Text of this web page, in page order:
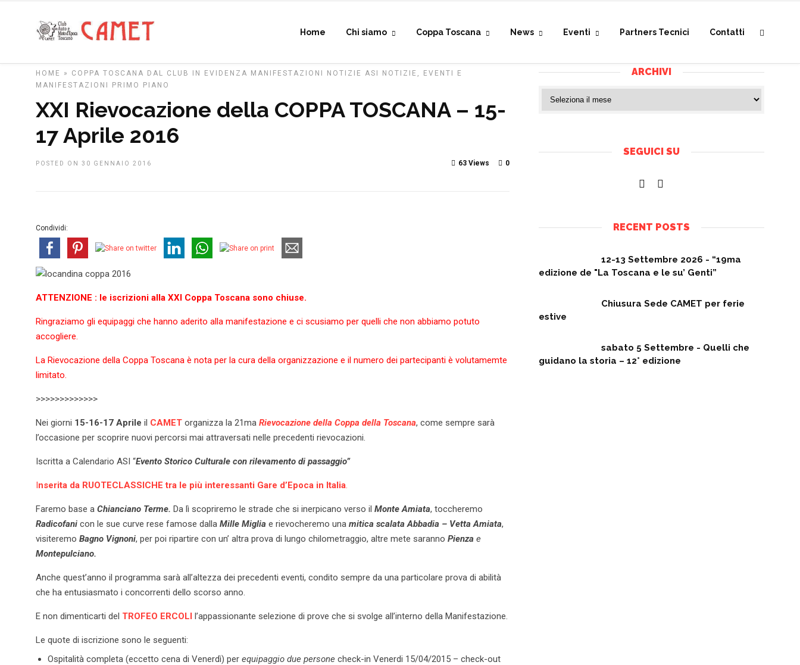
Home Chi siamo Coppa Toscana News Eventi Partners Tecnici Contatti
HOME » COPPA TOSCANA DAL CLUB IN EVIDENZA MANIFESTAZIONI NOTIZIE ASI
NOTIZIE, EVENTI E
MANIFESTAZIONI
PRIMO PIANO
XXI Rievocazione della COPPA TOSCANA – 15-
17 Aprile 2016
POSTED ON 30 GENNAIO 2016 0
63 Views
Condividi:
ATTENZIONE : le iscrizioni alla XXI Coppa Toscana sono chiuse.
Ringraziamo gli equipaggi che hanno aderito alla manifestazione e ci scusiamo per quelli che non abbiamo potuto
accogliere.
La Rievocazione della Coppa Toscana è nota per la cura della organizzazione e il numero dei partecipanti è volutamemte
limitato.
>>>>>>>>>>>>>
Nei giorni 15-16-17 Aprile il CAMET organizza la 21ma Rievocazione della Coppa della Toscana, come sempre sarà
l’occasione per scoprire nuovi percorsi mai attraversati nelle precedenti rievocazioni.
Iscritta a Calendario ASI “Evento Storico Culturale con rilevamento di passaggio”
Inserita da RUOTECLASSICHE tra le più interessanti Gare d’Epoca in Italia
Faremo base a Chianciano Terme. Da lì scopriremo le strade che si inerpicano verso il Monte Amiata, toccheremo
Radicofani con le sue curve rese famose dalla Mille Miglia e rievocheremo una mitica scalata Abbadia – Vetta Amiata,
visiteremo Bagno Vignoni, per poi ripartire con un’ altra prova di lungo chilometraggio, altre mete saranno Pienza e
Montepulciano.
Anche quest’anno il programma sarà all’altezza dei precedenti eventi, condito sempre da una particolare prova di abilità
che ha entusiasmato i concorrenti dello scorso anno.
E non dimenticarti del TROFEO ERCOLI l’appassionante selezione di prove che si svolge all’interno della Manifestazione.
Le quote di iscrizione sono le seguenti:
Ospitalità completa (eccetto cena di Venerdì) per equipaggio due persone check-in Venerdi 15/04/2015 – check-out
ARCHIVI
SEGUICI SU
RECENT POSTS
12-13 Settembre 2026 - “19ma
edizione de "La Toscana e le su’ Genti”
Chiusura Sede CAMET per ferie
estive
sabato 5 Settembre - Quelli che
guidano la storia – 12° edizione